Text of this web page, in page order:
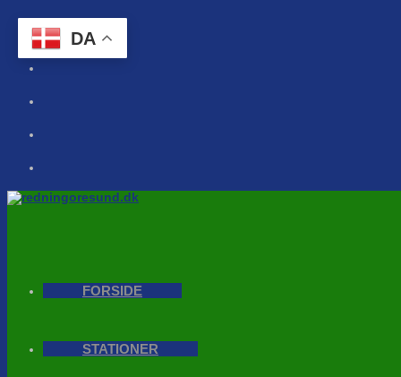
Skip
content
FORSIDE
STATIONER
DA